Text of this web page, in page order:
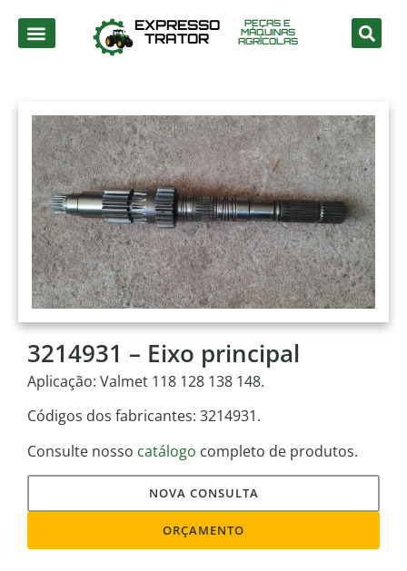
EXPRESSO
TRATOR
PEÇAS E
MÁQUINAS
AGRÍCOLAS
3214931 – Eixo principal
Aplicação: Valmet 118 128 138 148.
Códigos dos fabricantes: 3214931.
Consulte nosso catálogo completo de produtos.
NOVA CONSULTA
ORÇAMENTO